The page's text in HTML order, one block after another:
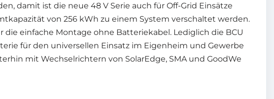
damit ist die neue 48 V Serie auch für Off-Grid Einsätze
von 256 kWh zu einem System verschaltet werden.
einfache Montage ohne Batteriekabel. Lediglich die BCU
für den universellen Einsatz im Eigenheim und Gewerbe
mit Wechselrichtern von SolarEdge, SMA und GoodWe